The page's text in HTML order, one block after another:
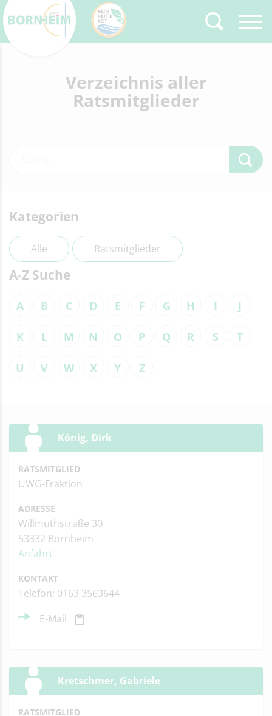
Type 2 or more
characters for results.
Verzeichnis aller
Ratsmitglieder
Kategorien
Alle Ratsmitglieder
A-Z Suche
A B C D E F G H I J
K L M N O P Q R S T
U V W X Y Z
König, Dirk
RATSMITGLIED
UWG-Fraktion
ADRESSE
Willmuthstraße 30
53332 Bornheim
Anfahrt
KONTAKT
Telefon: 0163 3563644
E-Mail
Kretschmer, Gabriele
RATSMITGLIED